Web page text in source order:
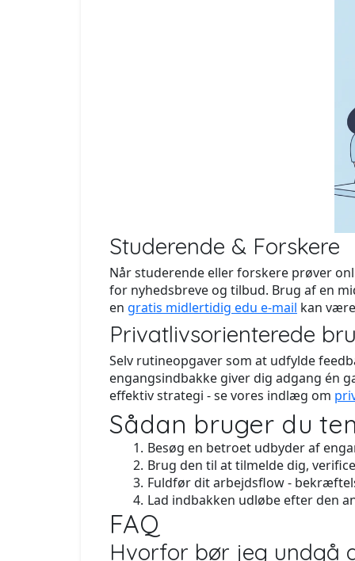
Studerende & Forskere
Når studerende eller forskere prøver
for nyhedsbreve og tilbud. Brug af en
en gratis midlertidig edu e-mail kan
Privatlivsorienterede
Selv rutineopgaver som at udfylde
engangsindbakke giver dig adgang én
effektiv strategi - se vores indlæg om
Sådan bruger du
Besøg en betroet udbyder af
Brug den til at tilmelde dig,
Fuldfør dit arbejdsflow -
Lad indbakken udløbe efter den
FAQ
Hvorfor bør jeg undgå